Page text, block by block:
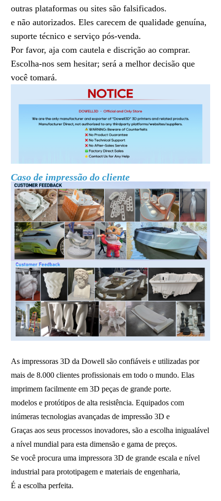
outras plataformas ou sites são falsificados.
e não autorizados. Eles carecem de qualidade genuína,
suporte técnico e serviço pós-venda.
Por favor, aja com cautela e discrição ao comprar.
Escolha-nos sem hesitar; será a melhor decisão que
você tomará.
Caso de impressão do cliente
As impressoras 3D da Dowell são confiáveis ​​e utilizadas por
mais de 8.000 clientes profissionais em todo o mundo. Elas
imprimem facilmente em 3D peças de grande porte.
modelos e protótipos de alta resistência. Equipados com
inúmeras tecnologias avançadas de impressão 3D e
Graças aos seus processos inovadores, são a escolha inigualável
a nível mundial para esta dimensão e gama de preços.
Se você procura uma impressora 3D de grande escala e nível
industrial para prototipagem e materiais de engenharia,
É a escolha perfeita.